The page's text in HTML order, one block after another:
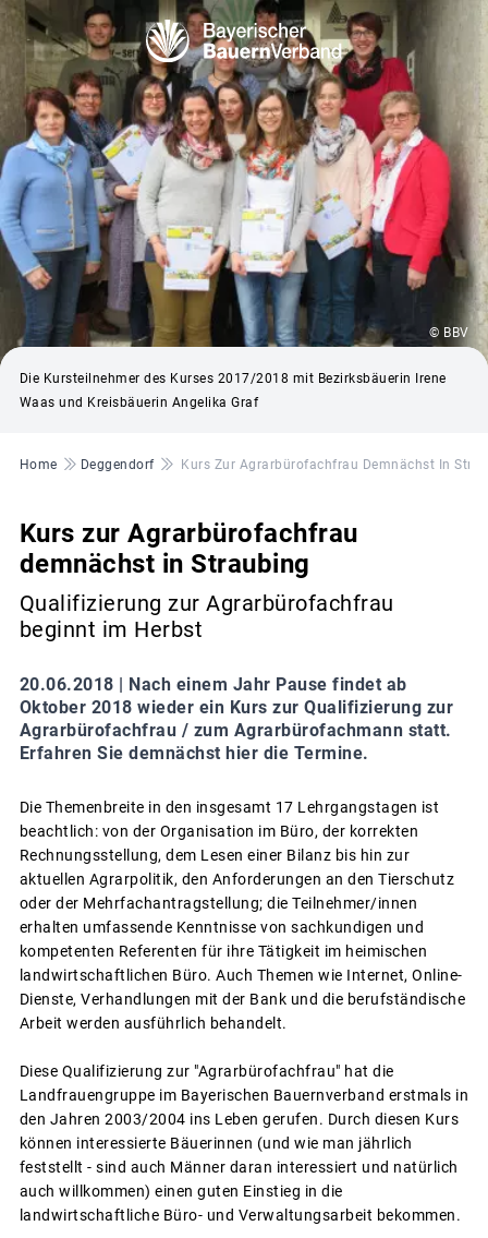
© BBV
Die Kursteilnehmer des Kurses 2017/2018 mit Bezirksbäuerin Irene
Waas und Kreisbäuerin Angelika Graf
Pfadnavigation
Home Deggendorf Kurs Zur Agrarbürofachfrau Demnächst In
Kurs zur Agrarbürofachfrau
demnächst in Straubing
Qualifizierung zur Agrarbürofachfrau
beginnt im Herbst
20.06.2018 |
Nach einem Jahr Pause findet ab
Oktober 2018 wieder ein Kurs zur Qualifizierung zur
Agrarbürofachfrau / zum Agrarbürofachmann statt.
Erfahren Sie demnächst hier die Termine.
Die Themenbreite in den insgesamt 17 Lehrgangstagen ist
beachtlich: von der Organisation im Büro, der korrekten
Rechnungsstellung, dem Lesen einer Bilanz bis hin zur
aktuellen Agrarpolitik, den Anforderungen an den Tierschutz
oder der Mehrfachantragstellung; die Teilnehmer/innen
erhalten umfassende Kenntnisse von sachkundigen und
kompetenten Referenten für ihre Tätigkeit im heimischen
landwirtschaftlichen Büro. Auch Themen wie Internet, Online-
Dienste, Verhandlungen mit der Bank und die berufständische
Arbeit werden ausführlich behandelt.
Diese Qualifizierung zur "Agrarbürofachfrau" hat die
Landfrauengruppe im Bayerischen Bauernverband erstmals in
den Jahren 2003/2004 ins Leben gerufen. Durch diesen Kurs
können interessierte Bäuerinnen (und wie man jährlich
feststellt - sind auch Männer daran interessiert und natürlich
auch willkommen) einen guten Einstieg in die
landwirtschaftliche Büro- und Verwaltungsarbeit bekommen.